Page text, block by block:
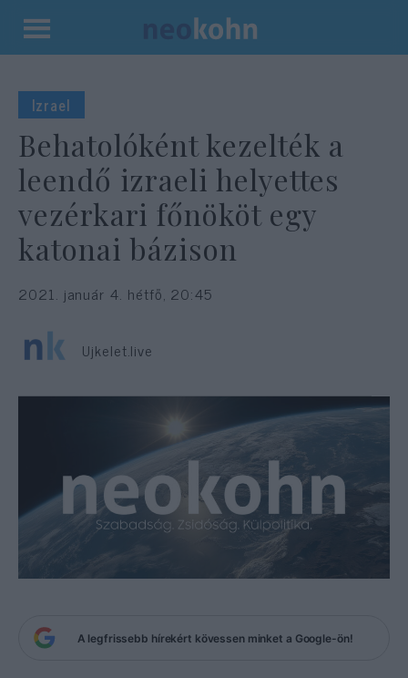
Kilépés
tartalomba
Izrael
Behatolóként kezelték a
leendő izraeli helyettes
vezérkari főnököt egy
katonai bázison
2021. január 4. hétfő, 20:45
Ujkelet.live
A legfrissebb hírekért kövessen minket a Google-ön!